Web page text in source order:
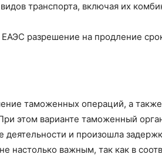
транспорта, включая их
разрешение на продление
таможенных операций, а также
этом варианте таможенный
деятельности и произошла
настолько важным, так как в